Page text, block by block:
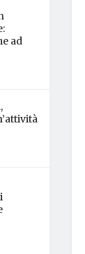
ad